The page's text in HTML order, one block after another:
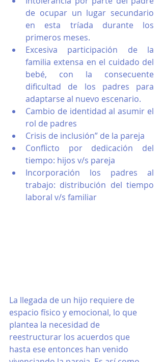
de ocupar un lugar secundario
en esta tríada durante los
primeros meses.
Excesiva participación de la
familia extensa en el cuidado del
bebé, con la consecuente
dificultad de los padres para
adaptarse al nuevo escenario.
Cambio de identidad al asumir el
rol de padres
Crisis de inclusión” de la pareja
Conflicto por dedicación del
tiempo: hijos v/s pareja
Incorporación los padres al
trabajo: distribución del tiempo
laboral v/s familiar
La llegada de un hijo requiere de
espacio físico y emocional, lo que
plantea la necesidad de
reestructurar los acuerdos que
hasta ese entonces han venido